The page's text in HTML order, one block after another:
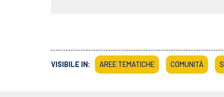
VISIBILE IN: AREE TEMATICHE COMUNITÀ